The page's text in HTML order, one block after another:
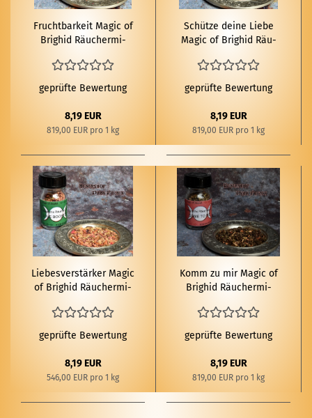
Frucht­bar­keit Magic of
Brig­hid Räu­cher­mi­
geprüfte Bewertung
8,19 EUR
819,00 EUR pro 1 kg
Schüt­ze deine Liebe
Magic of Brig­hid Räu­
geprüfte Bewertung
8,19 EUR
819,00 EUR pro 1 kg
Lie­bes­ver­stär­ker Magic
of Brig­hid Räu­cher­mi­
geprüfte Bewertung
8,19 EUR
546,00 EUR pro 1 kg
Komm zu mir Magic of
Brig­hid Räu­cher­mi­
geprüfte Bewertung
8,19 EUR
819,00 EUR pro 1 kg